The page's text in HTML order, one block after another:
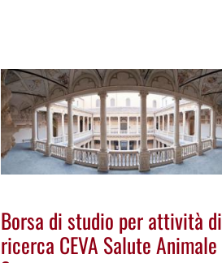
Borsa di studio per attività di
ricerca CEVA Salute Animale